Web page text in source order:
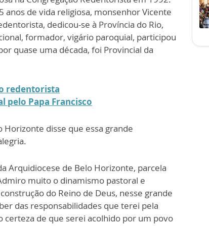
de vida religiosa, monsenhor Vicente
dedicou-se à Província do Rio,
formador, vigário paroquial, participou
quase uma década, foi Provincial da
redentorista
pelo Papa Francisco
Horizonte disse que essa grande
Arquidiocese de Belo Horizonte, parcela
muito o dinamismo pastoral e
do Reino de Deus, nesse grande
das responsabilidades que terei pela
de que serei acolhido por um povo